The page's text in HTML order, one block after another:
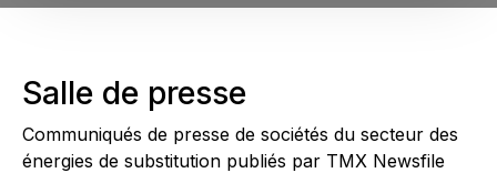
Salle de presse
Communiqués de presse de sociétés du secteur des
énergies de substitution publiés par TMX Newsfile